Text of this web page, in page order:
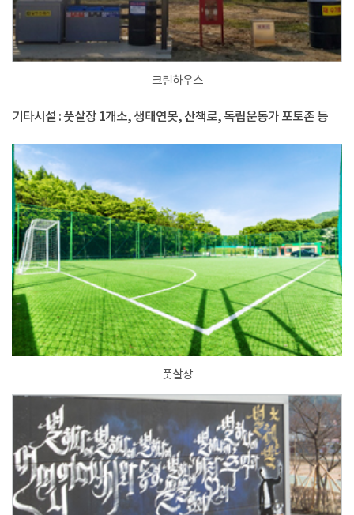
크린하우스
기타시설 : 풋살장 1개소, 생태연못, 산책로, 독립운동가 포토존 등
풋살장